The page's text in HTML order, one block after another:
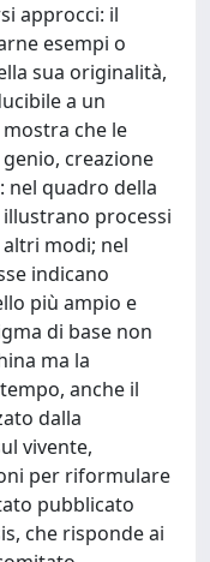
approcci: il
esempi o
sua originalità,
a un
che le
creazione
nel quadro della
illustrano processi
modi; nel
indicano
più ampio e
di base non
ma la
anche il
dalla
vivente,
per riformulare
pubblicato
che risponde ai